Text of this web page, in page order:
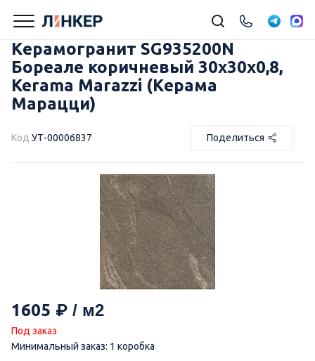
Керамогранит SG935200N
Бореале коричневый 30x30x0,8,
Kerama Marazzi (Керама
Марацци)
Код УТ-00006837 Поделиться
1605
Под заказ
Минимальный заказ: 1 коробка